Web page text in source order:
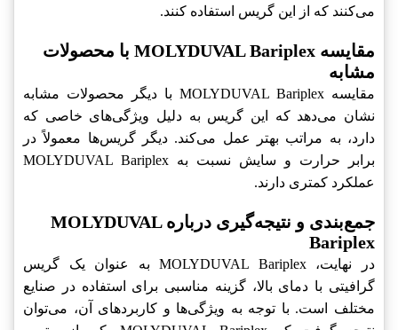
می‌کنند که از این گریس استفاده کنند.
مقایسه MOLYDUVAL Bariplex با محصولات
مشابه
مقایسه MOLYDUVAL Bariplex با دیگر محصولات مشابه
نشان می‌دهد که این گریس به دلیل ویژگی‌های خاصی که
دارد، به مراتب بهتر عمل می‌کند. دیگر گریس‌ها معمولاً در
برابر حرارت و سایش نسبت به MOLYDUVAL Bariplex
عملکرد کمتری دارند.
جمع‌بندی و نتیجه‌گیری درباره MOLYDUVAL
Bariplex
در نهایت، MOLYDUVAL Bariplex به عنوان یک گریس
گرافیتی با دمای بالا، گزینه مناسبی برای استفاده در صنایع
مختلف است. با توجه به ویژگی‌ها و کاربردهای آن، می‌توان